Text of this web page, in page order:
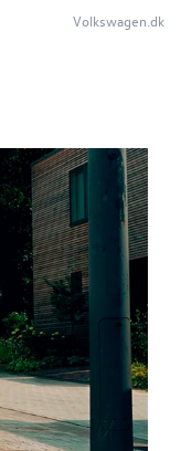
Volkswagen.dk